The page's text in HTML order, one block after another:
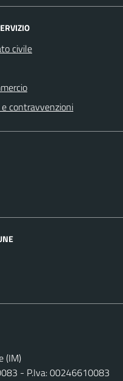
civile
contravvenzioni
(IM)
- P.Iva: 00246610083